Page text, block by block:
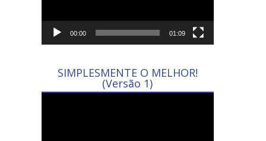
00:00 01:09
SIMPLESMENTE O MELHOR!
(Versão 1)